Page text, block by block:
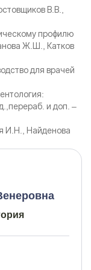
В.В.,
профилю
Ж.Ш., Катков
для врачей
и доп. –
И.Н., Найденова